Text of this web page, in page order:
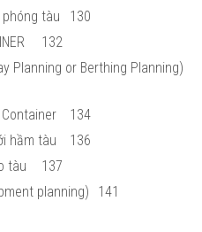
tàu
130
132
Planning or Berthing Planning)
134
hầm tàu
136
tàu
137
planning) 141